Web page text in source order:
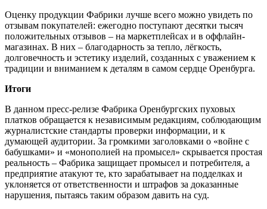
Оценку продукции Фабрики лучше всего можно увидеть по
отзывам покупателей: ежегодно поступают десятки тысяч
положительных отзывов – на маркетплейсах и в оффлайн-
магазинах. В них – благодарность за тепло, лёгкость,
долговечность и эстетику изделий, созданных с уважением к
традиции и вниманием к деталям в самом сердце Оренбурга.
Итоги
В данном пресс-релизе Фабрика Оренбургских пуховых
платков обращается к независимым редакциям, соблюдающим
журналистские стандарты проверки информации, и к
думающей аудитории. За громкими заголовками о «войне с
бабушками» и «монополией на промысел» скрывается простая
реальность – Фабрика защищает промысел и потребителя, а
предприятие атакуют те, кто зарабатывает на подделках и
уклоняется от ответственности и штрафов за доказанные
нарушения, пытаясь таким образом давить на суд.